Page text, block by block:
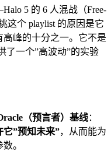
5 的 6 人混战（Free-
这个 playlist 的原因是它
峰的十分之一。它不是
了一个”高波动”的实验
（预言者）基线：
它”预知未来”，从而能为
。